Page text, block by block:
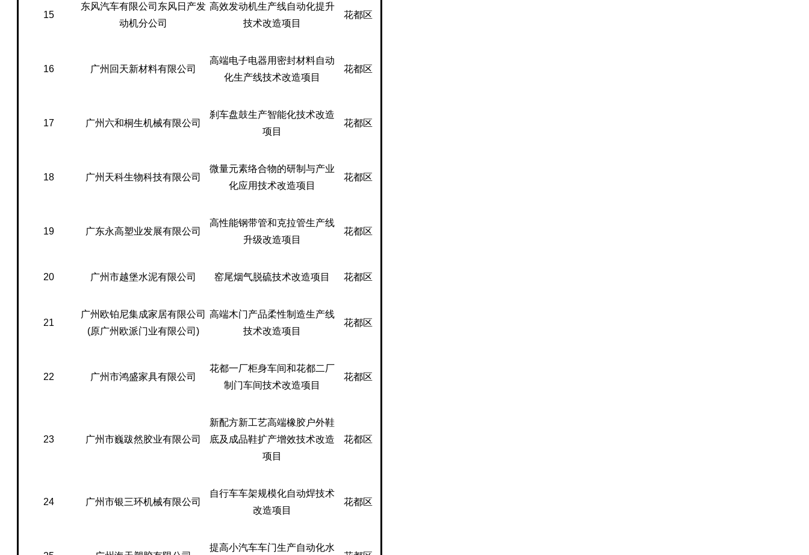
15
东风汽车有限公司东风日产发
动机分公司
高效发动机生产线自动化提升
技术改造项目
花都区
16 广州回天新材料有限公司
高端电子电器用密封材料自动
化生产线技术改造项目
花都区
17 广州六和桐生机械有限公司
刹车盘鼓生产智能化技术改造
项目
花都区
18 广州天科生物科技有限公司
微量元素络合物的研制与产业
化应用技术改造项目
花都区
19 广东永高塑业发展有限公司
高性能钢带管和克拉管生产线
升级改造项目
花都区
20 广州市越堡水泥有限公司 窑尾烟气脱硫技术改造项目 花都区
21
广州欧铂尼集成家居有限公司
(原广州欧派门业有限公司)
高端木门产品柔性制造生产线
技术改造项目
花都区
22 广州市鸿盛家具有限公司
花都一厂柜身车间和花都二厂
制门车间技术改造项目
花都区
23 广州市巍跋然胶业有限公司
新配方新工艺高端橡胶户外鞋
底及成品鞋扩产增效技术改造
项目
花都区
24 广州市银三环机械有限公司
自行车车架规模化自动焊技术
改造项目
花都区
提高小汽车车门生产自动化水